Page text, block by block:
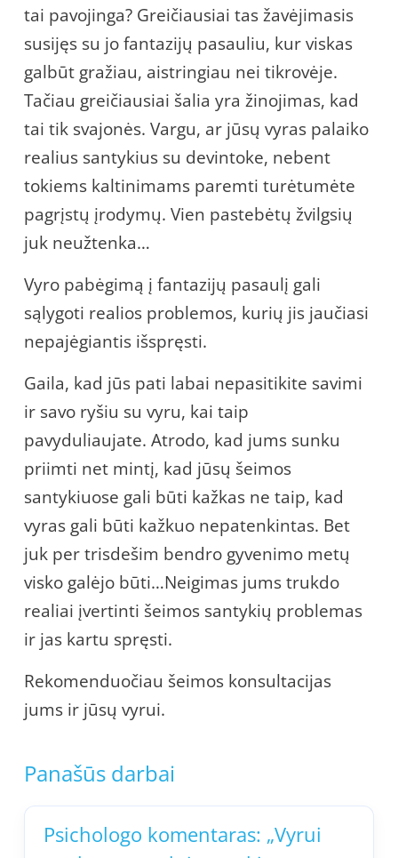
tai pavojinga? Greičiausiai tas žavėjimasis
susijęs su jo fantazijų pasauliu, kur viskas
galbūt gražiau, aistringiau nei tikrovėje.
Tačiau greičiausiai šalia yra žinojimas, kad
tai tik svajonės. Vargu, ar jūsų vyras palaiko
realius santykius su devintoke, nebent
tokiems kaltinimams paremti turėtumėte
pagrįstų įrodymų. Vien pastebėtų žvilgsių
juk neužtenka…
Vyro pabėgimą į fantazijų pasaulį gali
sąlygoti realios problemos, kurių jis jaučiasi
nepajėgiantis išspręsti.
Gaila, kad jūs pati labai nepasitikite savimi
ir savo ryšiu su vyru, kai taip
pavyduliaujate. Atrodo, kad jums sunku
priimti net mintį, kad jūsų šeimos
santykiuose gali būti kažkas ne taip, kad
vyras gali būti kažkuo nepatenkintas. Bet
juk per trisdešim bendro gyvenimo metų
visko galėjo būti…Neigimas jums trukdo
realiai įvertinti šeimos santykių problemas
ir jas kartu spręsti.
Rekomenduočiau šeimos konsultacijas
jums ir jūsų vyrui.
Panašūs darbai
Psichologo komentaras: „Vyrui